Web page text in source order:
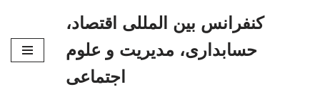
کنفرانس بین المللی اقتصاد،
حسابداری، مدیریت و علوم
اجتماعی